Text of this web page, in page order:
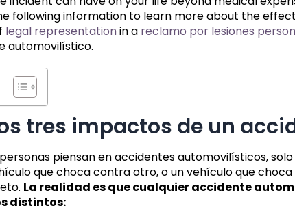
following information to learn more about the
legal representationin a reclamo por lesiones
automovilístico.
tres impactos de un
piensan en accidentes automovilísticos,
que choca contra otro, o un vehículo que
La realidad es que cualquier accidente
distintos: